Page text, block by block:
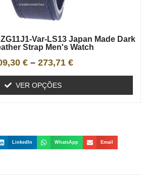
Var-LS13 Japan Made Dark
Strap Men's Watch
€ – 273,71 €
VER OPÇÕES
LinkedIn WhatsApp Email